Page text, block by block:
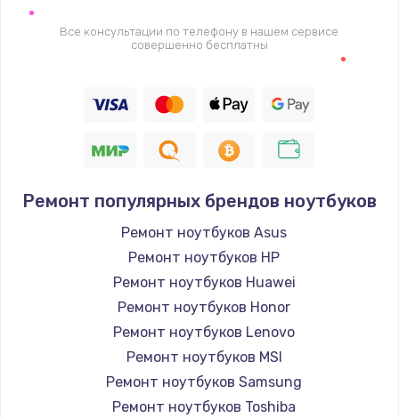
Все консультации по телефону в нашем сервисе
совершенно бесплатны
Ремонт популярных брендов ноутбуков
Ремонт ноутбуков Asus
Ремонт ноутбуков HP
Ремонт ноутбуков Huawei
Ремонт ноутбуков Honor
Ремонт ноутбуков Lenovo
Ремонт ноутбуков MSI
Ремонт ноутбуков Samsung
Ремонт ноутбуков Toshiba